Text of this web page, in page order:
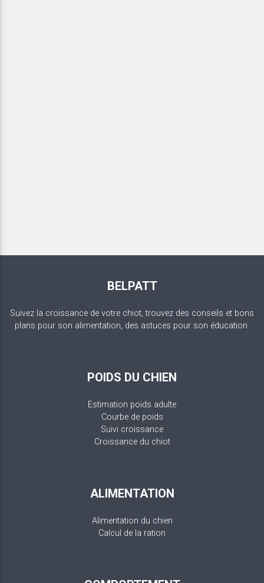
BELPATT
Suivez la croissance de votre chiot, trouvez des conseils et bons
plans pour son alimentation, des astuces pour son éducation.
POIDS DU CHIEN
Estimation poids adulte
Courbe de poids
Suivi croissance
Croissance du chiot
ALIMENTATION
Alimentation du chien
Calcul de la ration